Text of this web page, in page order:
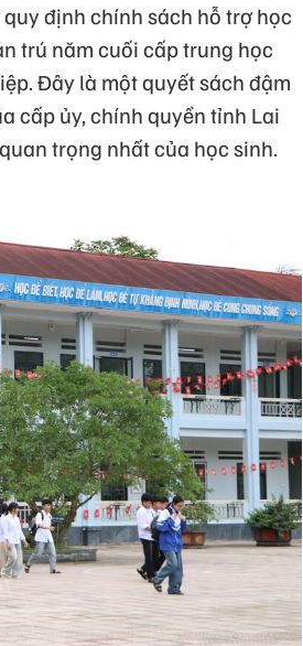
định chính sách hỗ trợ học
trú năm cuối cấp trung học
Đây là một quyết sách đậm
cấp ủy, chính quyền tỉnh Lai
trọng nhất của học sinh.